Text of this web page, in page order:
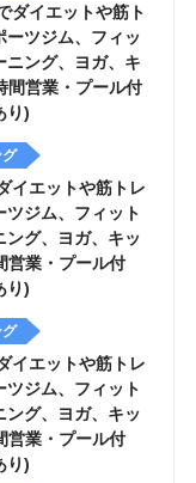
ダイエットや筋ト
ーツジム、フィッ
ニング、ヨガ、キ
間営業・プール付
り)
イエットや筋トレ
ツジム、フィット
ング、ヨガ、キッ
営業・プール付
り)
イエットや筋トレ
ツジム、フィット
ング、ヨガ、キッ
営業・プール付
り)